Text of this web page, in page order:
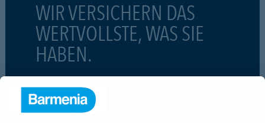
WIR VERSICHERN DAS
WERTVOLLSTE, WAS SIE
HABEN.
#MachenWirGern